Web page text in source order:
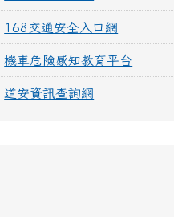
168交通安全入口網
機車危險感知教育平台
道安資訊查詢網